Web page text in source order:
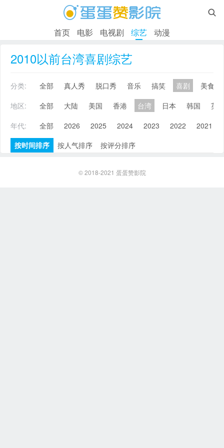

首页 电影 电视剧 综艺 动漫
2010以前台湾喜剧综艺
分类: 全部 真人秀 脱口秀 音乐 搞笑 喜剧
美食
地区:
全部 大陆 美国 香港 台湾 日本 韩国
英
年代:
全部 2026 2025 2024 2023 2022 2021
按时间排序
按人气排序 按评分排序
© 2018-2021 蛋蛋赞影院